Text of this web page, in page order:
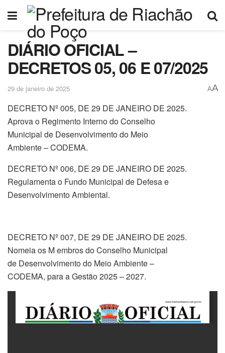
DIÁRIO OFICIAL –
DECRETOS 05, 06 E 07/2025
29 de janeiro de 2025 AA
DECRETO Nº 005, DE 29 DE JANEIRO DE 2025.
Aprova o Regimento Interno do Conselho
Municipal de Desenvolvimento do Meio
Ambiente – CODEMA.
DECRETO Nº 006, DE 29 DE JANEIRO DE 2025.
Regulamenta o Fundo Municipal de Defesa e
Desenvolvimento Ambiental.
DECRETO Nº 007, DE 29 DE JANEIRO DE 2025.
Nomeia os M embros do Conselho Municipal
de Desenvolvimento do Meio Ambiente –
CODEMA, para a Gestão 2025 – 2027.